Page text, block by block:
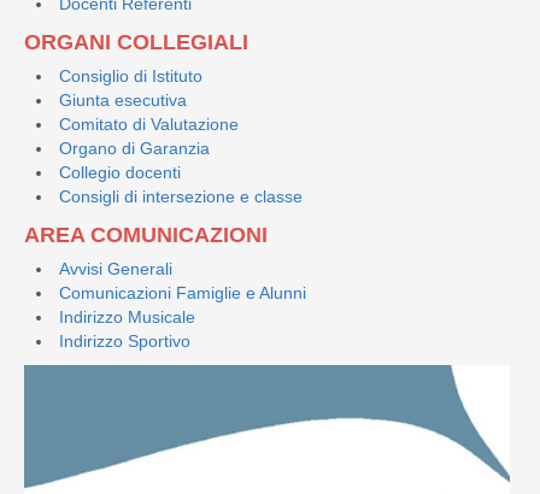
ORGANI COLLEGIALI
Consiglio di Istituto
Giunta esecutiva
Comitato di Valutazione
Organo di Garanzia
Collegio docenti
Consigli di intersezione e classe
AREA COMUNICAZIONI
Avvisi Generali
Comunicazioni Famiglie e Alunni
Indirizzo Musicale
Indirizzo Sportivo